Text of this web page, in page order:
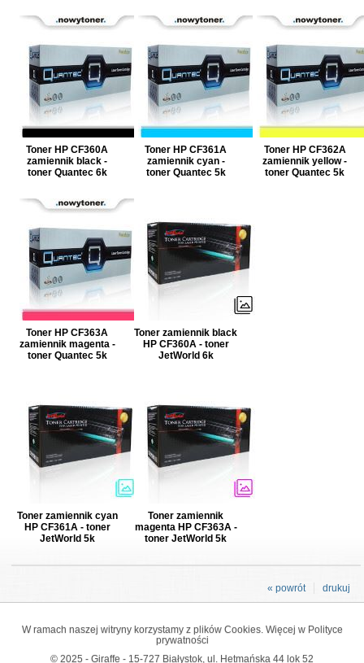
Toner HP CF360A
zamiennik black -
toner Quantec 6k
Toner HP CF361A
zamiennik cyan -
toner Quantec 5k
Toner HP CF362A
zamiennik yellow -
toner Quantec 5k
Toner HP CF363A
zamiennik magenta -
toner Quantec 5k
Toner zamiennik black
HP CF360A - toner
JetWorld 6k
Toner zamiennik cyan
HP CF361A - toner
JetWorld 5k
Toner zamiennik
magenta HP CF363A -
toner JetWorld 5k
drukuj
« powrót
W ramach naszej witryny korzystamy z plików Cookies. Więcej w Polityce
prywatności
© 2025 - Giraffe - 15-727 Białystok, ul. Hetmańska 44 lok 52